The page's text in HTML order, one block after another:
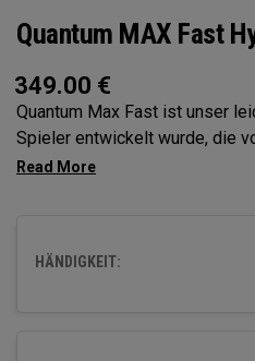
Quantum MAX Fast
349.00 €
Quantum Max Fast ist unser
Spieler entwickelt wurde, die
leichteren Setup profitieren.
eine höhere Flugbahn und
HÄNDIGKEIT: